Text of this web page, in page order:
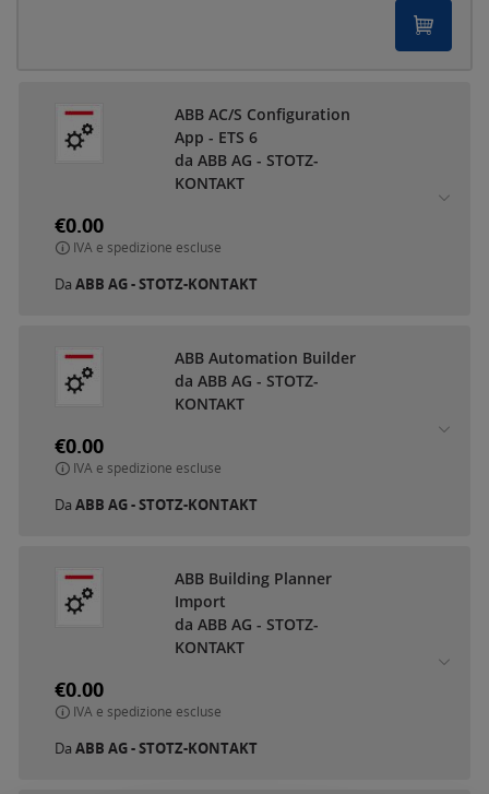
ABB AC/S Configuration
App - ETS 6
da ABB AG - STOTZ-
KONTAKT
€0.00
IVA e spedizione escluse
Da ABB AG - STOTZ-KONTAKT
ABB Automation Builder
da ABB AG - STOTZ-
KONTAKT
€0.00
IVA e spedizione escluse
Da ABB AG - STOTZ-KONTAKT
ABB Building Planner
Import
da ABB AG - STOTZ-
KONTAKT
€0.00
IVA e spedizione escluse
Da ABB AG - STOTZ-KONTAKT